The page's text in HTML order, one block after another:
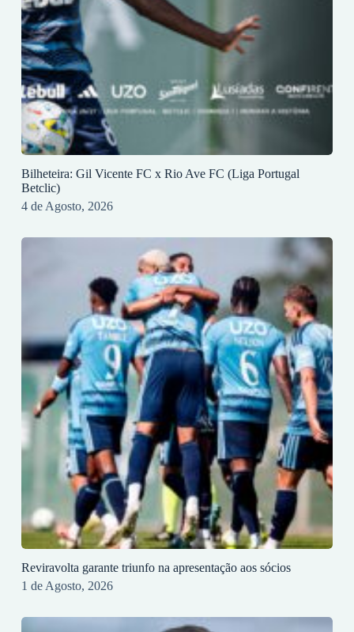
Bilheteira: Gil Vicente FC x Rio Ave FC (Liga Portugal
Betclic)
4 de Agosto, 2026
Reviravolta garante triunfo na apresentação aos sócios
1 de Agosto, 2026